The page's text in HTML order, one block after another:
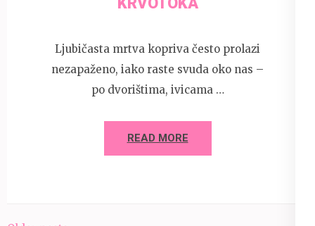
Ljubičasta mrtva kopriva često prolazi
nezapaženo, iako raste svuda oko nas –
po dvorištima, ivicama …
READ MORE